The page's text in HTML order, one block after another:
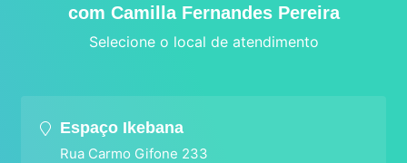
com Camilla Fernandes Pereira
Selecione o local de atendimento
Espaço Ikebana
Rua Carmo Gifone 233